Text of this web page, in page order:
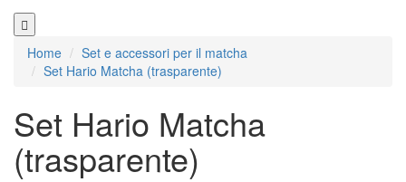
Home
Set e accessori per il matcha
Set Hario Matcha (trasparente)
Set Hario Matcha
(trasparente)